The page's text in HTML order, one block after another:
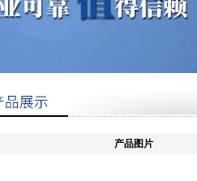
产品图片